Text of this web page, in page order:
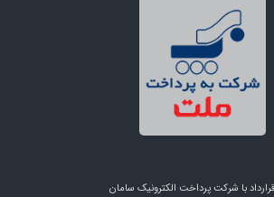
با شرکت پرداخت الکترونیک سامان